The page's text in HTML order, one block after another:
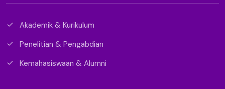
Akademik & Kurikulum
Penelitian & Pengabdian
Kemahasiswaan & Alumni